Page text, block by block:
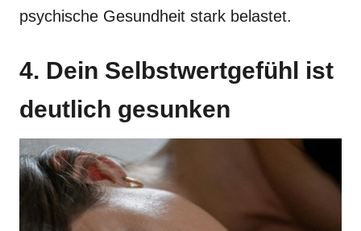
psychische Gesundheit stark belastet.
4. Dein Selbstwertgefühl ist
deutlich gesunken